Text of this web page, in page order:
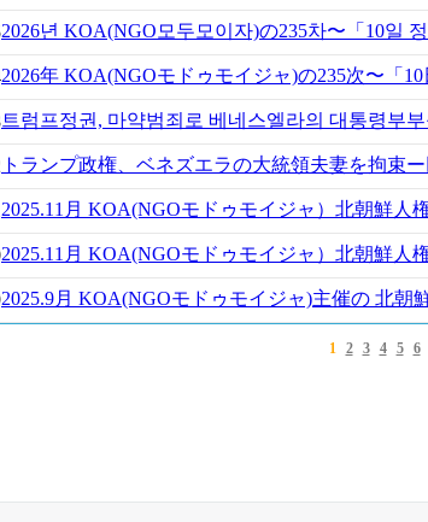
2026년 KOA(NGO모두모이자)の235차〜「10일
2026年 KOA(NGOモドゥモイジャ)の235次〜「
트럼프정권, 마약범죄로 베네스엘라의 대통령부
トランプ政権、ベネズエラの大統領夫妻を拘束
2025.11月 KOA(NGOモドゥモイジャ）北朝鮮人
2025.11月 KOA(NGOモドゥモイジャ）北朝鮮人
2025.9月 KOA(NGOモドゥモイジャ)主催の 北朝
1 2 3 4 5 6